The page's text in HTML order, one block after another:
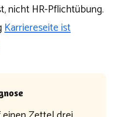
nicht HR-Pflichtübung.
Karriereseite ist